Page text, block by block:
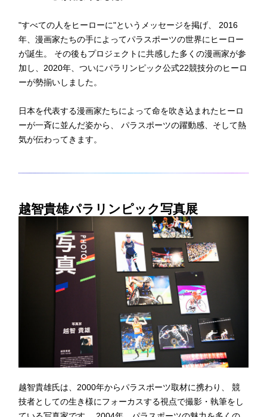
"すべての人をヒーローに"というメッセージを掲げ、 2016
年、漫画家たちの手によってパラスポーツの世界にヒーロー
が誕生。 その後もプロジェクトに共感した多くの漫画家が参
加し、2020年、ついにパラリンピック公式22競技分のヒーロ
ーが勢揃いしました。
日本を代表する漫画家たちによって命を吹き込まれたヒーロ
ーが一斉に並んだ姿から、 パラスポーツの躍動感、そして熱
気が伝わってきます。
越智貴雄パラリンピック写真展
越智貴雄氏は、2000年からパラスポーツ取材に携わり、 競
技者としての生き様にフォーカスする視点で撮影・執筆をし